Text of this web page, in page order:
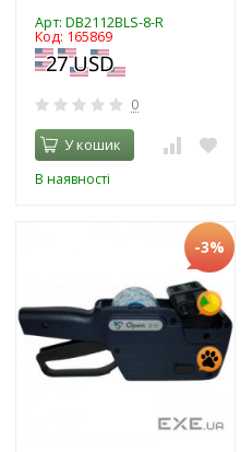
Арт: DB2112BLS-8-R
Код: 165869
0
У кошик
В наявності
-3%